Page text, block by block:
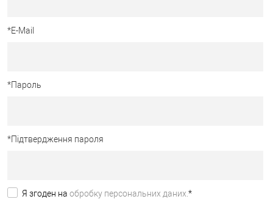
*E-Mail
*Пароль
*Підтвердження пароля
Я згоден на обробку персональних даних. *